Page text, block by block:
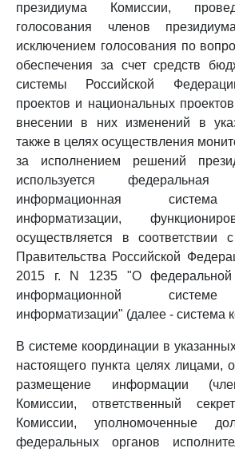
президиума Комиссии,
голосования членов
исключением голосования по
обеспечения за счет средств
системы Российской
проектов и национальных
внесении в них изменений в
также в целях осуществления
за исполнением решений
используется федеральная
информационная система
информатизации,
осуществляется в соответствии с
Правительства Российской
2015 г. N 1235 "О федеральной
информационной системе
информатизации" (далее - система
В системе координации в
настоящего пункта целях лицами,
размещение информации
Комиссии, ответственный
Комиссии, уполномоченные
федеральных органов